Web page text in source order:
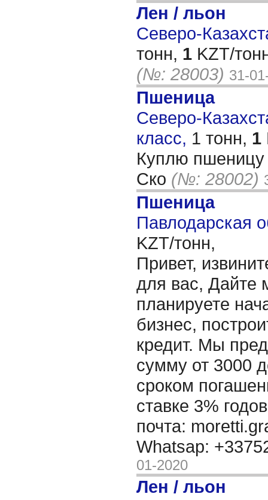
Лен / льон
Северо-
тонн, 1 KZT/
(№: 28003) 31-
Пшеница
Северо-
класс, 1 тонн, 1
Куплю пшеницу
Ско (№: 28002)
Пшеница
Павлодарская
KZT/тонн,
Привет,
для вас, Дайте
планируете
бизнес,
кредит. Мы
сумму от 3000
сроком
ставке 3%
почта:
Whatsap:
01-2020
Лен / льон